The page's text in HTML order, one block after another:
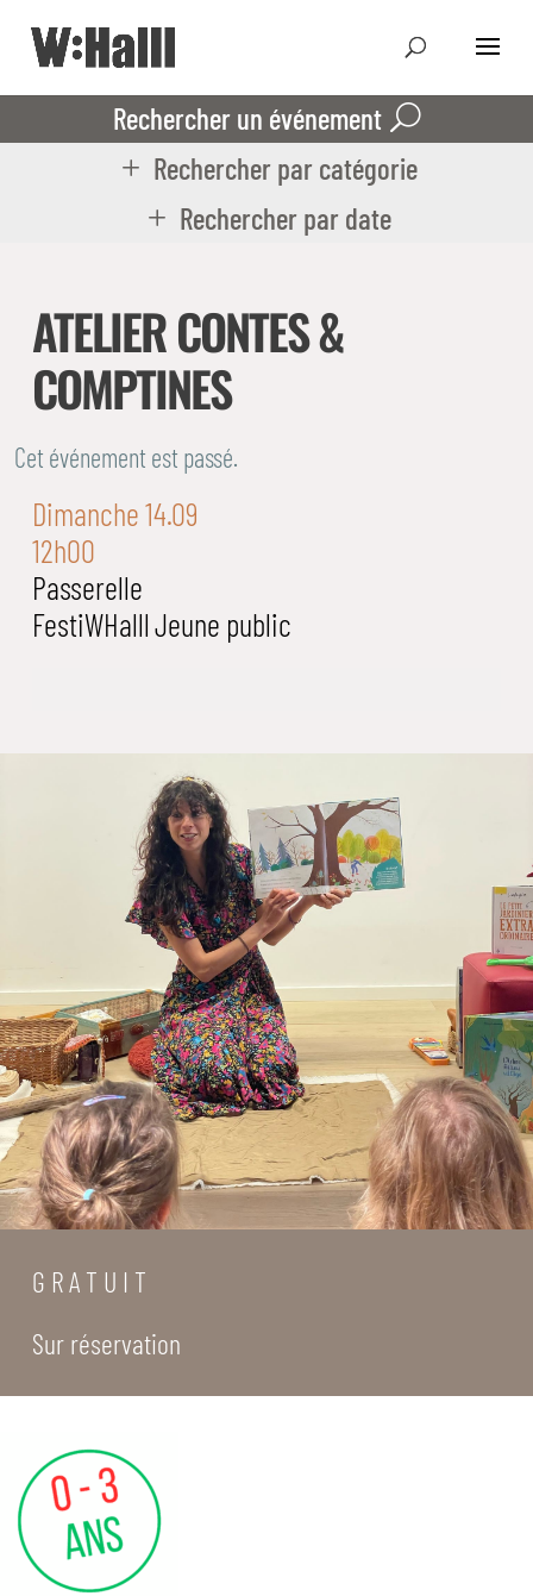
Rechercher un événement
Rechercher par catégorie
Rechercher par date
ATELIER CONTES &
COMPTINES
Cet événement est passé.
Dimanche 14.09
12h00
Passerelle
FestiWHalllJeune public
G R A T U I T
Sur réservation